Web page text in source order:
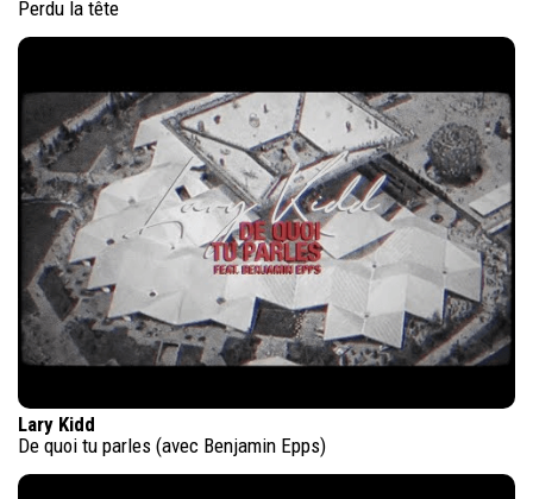
Perdu la tête
Lary Kidd
De quoi tu parles (avec Benjamin Epps)